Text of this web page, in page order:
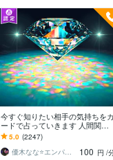
今すぐ知りたい相手の気持ちをカ
ードで占っていきます 人間関係✨
恋愛✨職場✨家族✨友人✨アプリ✨
SNS✨LINE…
5.0 (2247)
優木なな⭐️エンパシー
100 円 /